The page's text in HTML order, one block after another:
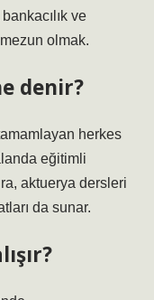
ve
olmak.
denir?
herkes
eğitimli
aktuerya dersleri
da sunar.